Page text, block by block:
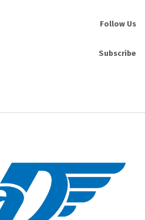
Follow Us
Subscribe